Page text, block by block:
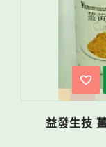
益發生技